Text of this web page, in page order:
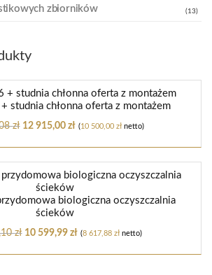
zbiorników (13)
studnia chłonna oferta z montażem
zł 12 915,00zł (10 500,00złnetto)
biologiczna oczyszczalnia
ścieków
zł 10 599,99zł (8 617,88złnetto)